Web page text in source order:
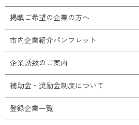
掲載ご希望の企業の方へ
市内企業紹介パンフレット
企業誘致のご案内
補助金・奨励金制度について
登録企業一覧